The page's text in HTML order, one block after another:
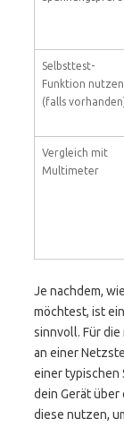
Selbsttest-
Funktion nutzen
(falls
Vergleich mit
Multimeter
Je nachdem,
möchtest, ist
sinnvoll. Für
an einer
einer typischen
dein Gerät
diese nutzen,